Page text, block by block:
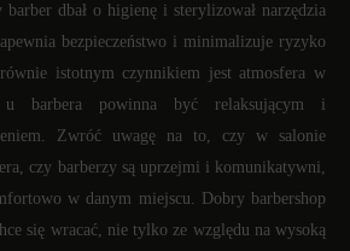
dbał o higienę i sterylizował narzędzia
bezpieczeństwo i minimalizuje ryzyko
istotnym czynnikiem jest atmosfera w
u barbera powinna być relaksującym i
Zwróć uwagę na to, czy w salonie
czy barberzy są uprzejmi i komunikatywni,
w danym miejscu. Dobry barbershop
się wracać, nie tylko ze względu na wysoką